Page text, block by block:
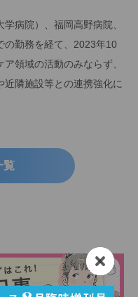
病院）、福岡高野病院、
の勤務を経て、2023年10
領域の活動のみならず、
隣施設等との連携強化に
覧